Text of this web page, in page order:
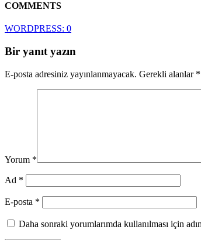
COMMENTS
WORDPRESS: 0
Bir yanıt yazın
E-posta adresiniz yayınlanmayacak. Gerekli alanlar *
Yorum *
Ad *
E-posta *
Daha sonraki yorumlarımda kullanılması için